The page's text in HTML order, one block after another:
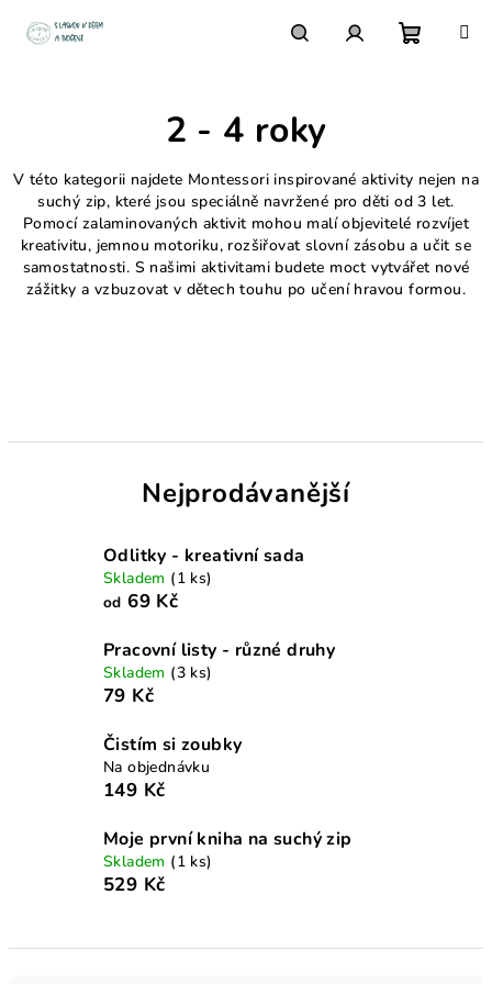
2 - 4 roky
V této kategorii najdete Montessori inspirované aktivity nejen na
suchý zip, které jsou speciálně navržené pro děti od 3 let.
Pomocí zalaminovaných aktivit mohou malí objevitelé rozvíjet
kreativitu, jemnou motoriku, rozšiřovat slovní zásobu a učit se
samostatnosti. S našimi aktivitami budete moct vytvářet nové
zážitky a vzbuzovat v dětech touhu po učení hravou formou.
Nejprodávanější
Odlitky - kreativní sada
Skladem (1 ks)
od 69 Kč
Pracovní listy - různé druhy
Skladem (3 ks)
79 Kč
Čistím si zoubky
Na objednávku
149 Kč
Moje první kniha na suchý zip
Skladem (1 ks)
529 Kč